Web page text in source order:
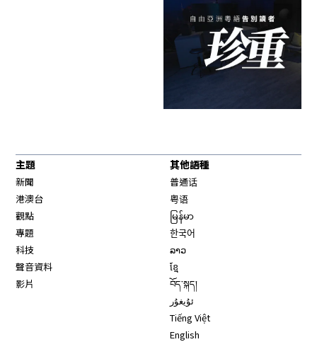
主題
新聞
港澳台
觀點
專題
科技
聲音資料
影片
其他語種
普通话
粤语
မြန်မာ
한국어
ລາວ
ខ្មែ
བོད་སྐད།
ئۇيغۇر
Tiếng Việt
English